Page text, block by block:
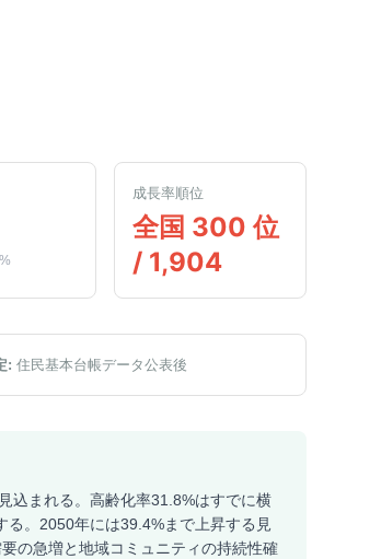
成長率順位
全国 300 位
/ 1,904
: 住民基本台帳データ公表後
込まれる。高齢化率31.8%はすでに横
。2050年には39.4%まで上昇する見
の急増と地域コミュニティの持続性確